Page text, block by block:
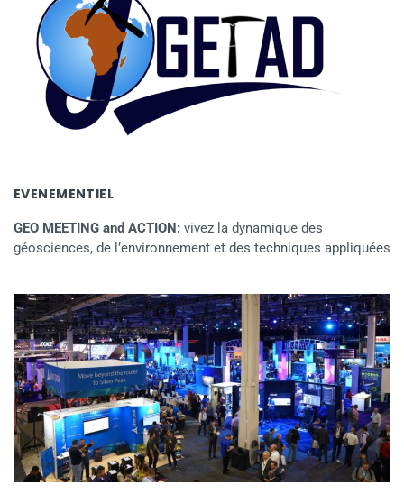
EVENEMENTIEL
GEO MEETING and ACTION: vivez la dynamique des
géosciences, de l’environnement et des techniques appliquées